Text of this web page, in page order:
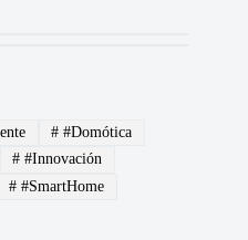
# #Domótica
# #Innovación
# #SmartHome